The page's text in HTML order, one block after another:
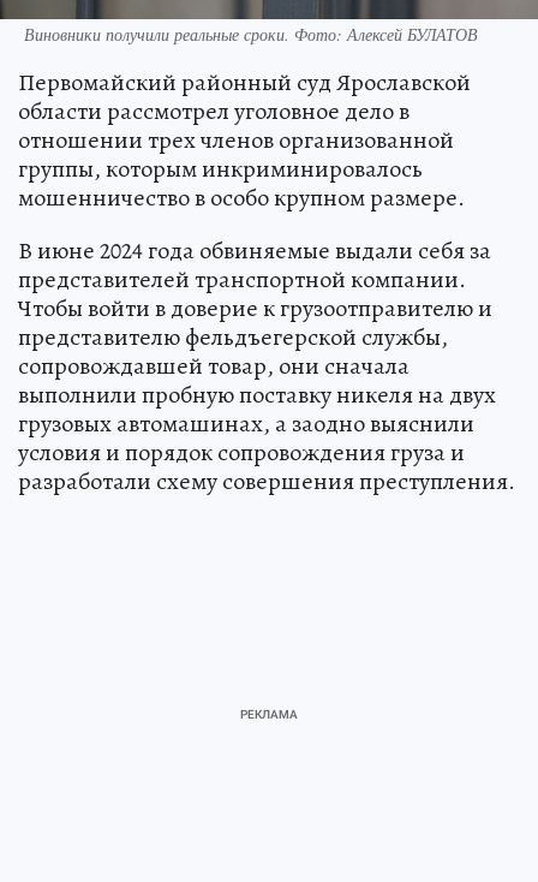
Виновники получили реальные сроки. Фото: Алексей БУЛАТОВ
Первомайский районный суд Ярославской
области рассмотрел уголовное дело в
отношении трех членов организованной
группы, которым инкриминировалось
мошенничество в особо крупном размере.
В июне 2024 года обвиняемые выдали себя за
представителей транспортной компании.
Чтобы войти в доверие к грузоотправителю и
представителю фельдъегерской службы,
сопровождавшей товар, они сначала
выполнили пробную поставку никеля на двух
грузовых автомашинах, а заодно выяснили
условия и порядок сопровождения груза и
разработали схему совершения преступления.